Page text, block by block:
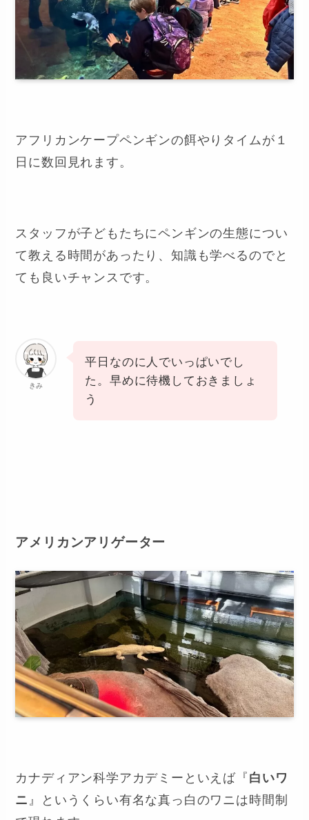
アフリカンケープペンギンの餌やりタイムが１
日に数回見れます。
スタッフが子どもたちにペンギンの生態につい
て教える時間があったり、知識も学べるのでと
ても良いチャンスです。
平日なのに人でいっぱいでし
た。早めに待機しておきましょ
う
アメリカンアリゲーター
カナディアン科学アカデミーといえば『 白いワ
ニ 』というくらい有名な真っ白のワニは時間制